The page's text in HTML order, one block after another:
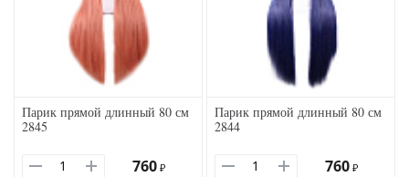
Парик прямой длинный 80 см
2845
760 ₽
Парик прямой длинный 80 см
2844
760 ₽